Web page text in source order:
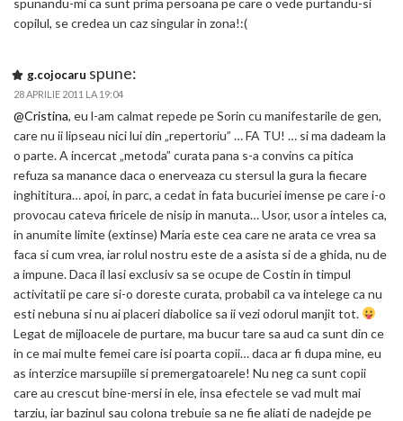
spunandu-mi ca sunt prima persoana pe care o vede purtandu-si
copilul, se credea un caz singular in zona!:(
g.cojocaru spune:
28 APRILIE 2011 LA 19:04
@Cristina, eu l-am calmat repede pe Sorin cu manifestarile de gen,
care nu ii lipseau nici lui din „repertoriu” … FA TU! … si ma dadeam la
o parte. A incercat „metoda” curata pana s-a convins ca pitica
refuza sa manance daca o enerveaza cu stersul la gura la fiecare
inghititura… apoi, in parc, a cedat in fata bucuriei imense pe care i-o
provocau cateva firicele de nisip in manuta… Usor, usor a inteles ca,
in anumite limite (extinse) Maria este cea care ne arata ce vrea sa
faca si cum vrea, iar rolul nostru este de a asista si de a ghida, nu de
a impune. Daca il lasi exclusiv sa se ocupe de Costin in timpul
activitatii pe care si-o doreste curata, probabil ca va intelege ca nu
esti nebuna si nu ai placeri diabolice sa ii vezi odorul manjit tot.
Legat de mijloacele de purtare, ma bucur tare sa aud ca sunt din ce
in ce mai multe femei care isi poarta copii… daca ar fi dupa mine, eu
as interzice marsupiile si premergatoarele! Nu neg ca sunt copii
care au crescut bine-mersi in ele, insa efectele se vad mult mai
tarziu, iar bazinul sau colona trebuie sa ne fie aliati de nadejde pe